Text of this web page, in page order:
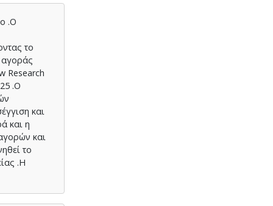
.Ο
το
αγοράς
Research
.Ο
και
και η
και
το
.Η